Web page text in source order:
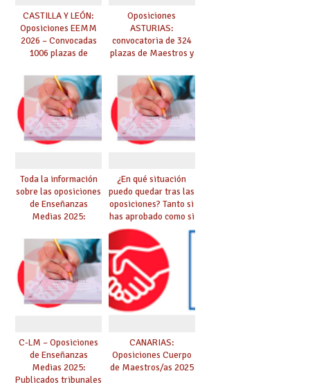
CASTILLA Y LEÓN:
Oposiciones EEMM
2026 – Convocadas
1006 plazas de
Conservatorios
(solicitudes del 15 de
enero al 4 de febrero)
Oposiciones
ASTURIAS:
convocatoria de 324
plazas de Maestros y
Catedráticos de
Música y Artes
Escénicas
Toda la información
sobre las oposiciones
de Enseñanzas
Medias 2025:
DEFINITIVO DE
ASPIRANTES
SELECCIONADOS
¿En qué situación
puedo quedar tras las
oposiciones? Tanto si
has aprobado como si
te quedas en bolsa,
te lo explicamos todo
aquí
C-LM – Oposiciones
de Enseñanzas
Medias 2025:
Publicados tribunales
CANARIAS:
Oposiciones Cuerpo
de Maestros/as 2025